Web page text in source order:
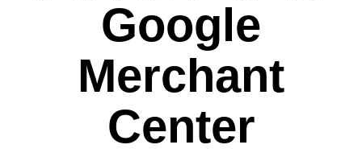
Google
Merchant
Center